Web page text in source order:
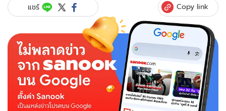
แชร์ Copy link